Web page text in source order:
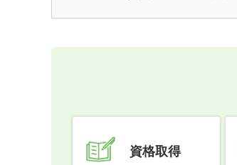
資格取得